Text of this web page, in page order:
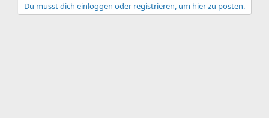
Du musst dich einloggen oder registrieren, um hier zu posten.